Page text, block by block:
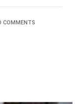
COMMENTS